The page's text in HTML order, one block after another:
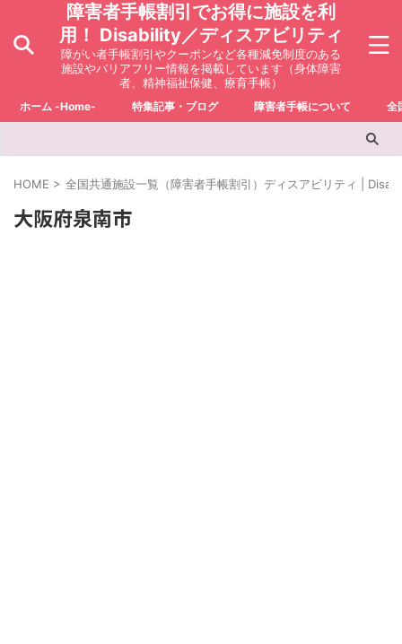
障害者手帳割引でお得に施設を利
用！ Disability／ディスアビリティ
障がい者手帳割引やクーポンなど各種減免制度のある
施設やバリアフリー情報を掲載しています（身体障害
者、精神福祉保健、療育手帳）
ホーム -Home- 特集記事・ブログ 障害者手帳について 全
HOME > 全国共通施設一覧（障害者手帳割引）ディスアビリティ |
大阪府泉南市